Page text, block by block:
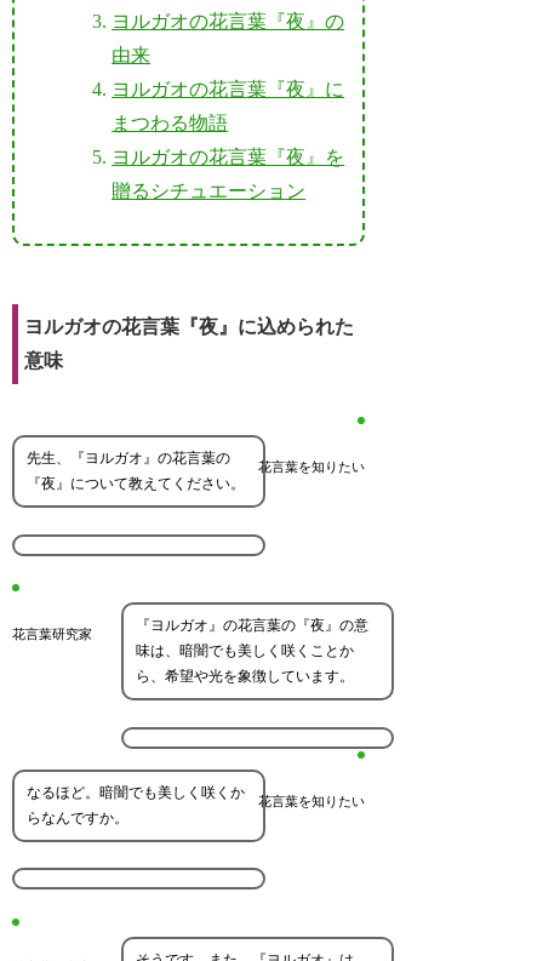
ヨルガオの花言葉『夜』の
由来
ヨルガオの花言葉『夜』に
まつわる物語
ヨルガオの花言葉『夜』を
贈るシチュエーション
ヨルガオの花言葉『夜』に込められた
意味
花言葉を知りたい
先生、『ヨルガオ』の花言葉の
『夜』について教えてください。
花言葉研究家
『ヨルガオ』の花言葉の『夜』の意
味は、暗闇でも美しく咲くことか
ら、希望や光を象徴しています。
花言葉を知りたい
なるほど。暗闇でも美しく咲くか
らなんですか。